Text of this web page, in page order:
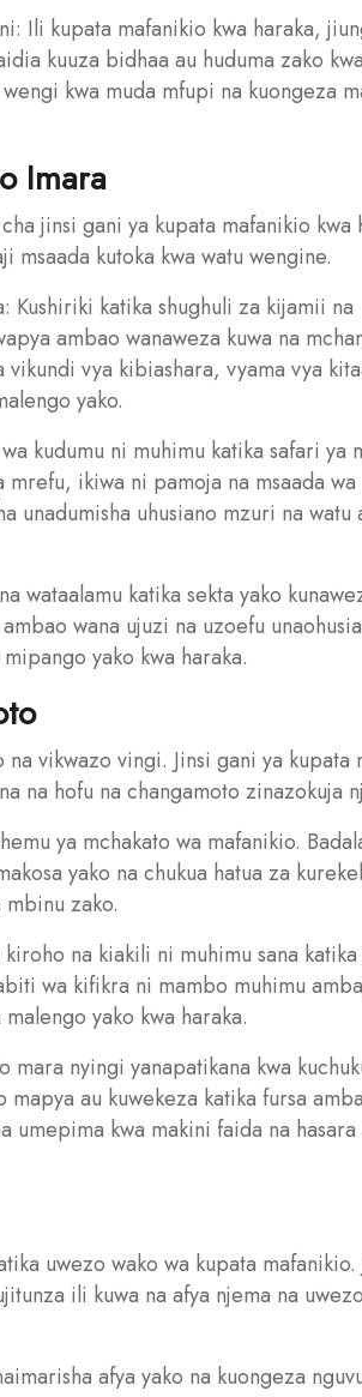
Ili kupata mafanikio kwa haraka,
kuuza bidhaa au huduma zako
kwa muda mfupi na kuongeza
Imara
jinsi gani ya kupata mafanikio kwa
kutoka kwa watu wengine.
Kushiriki katika shughuli za kijamii na
ambao wanaweza kuwa na
vya kibiashara, vyama vya
yako.
kudumu ni muhimu katika safari ya
mrefu, ikiwa ni pamoja na msaada wa
unadumisha uhusiano mzuri na watu
wataalamu katika sekta yako
wana ujuzi na uzoefu
yako kwa haraka.
vikwazo vingi. Jinsi gani ya kupata
na hofu na changamoto zinazokuja
ya mchakato wa mafanikio.
yako na chukua hatua za
zako.
na kiakili ni muhimu sana
wa kifikra ni mambo muhimu
yako kwa haraka.
nyingi yanapatikana kwa
au kuwekeza katika fursa
umepima kwa makini faida na hasara
uwezo wako wa kupata mafanikio.
ili kuwa na afya njema na
afya yako na kuongeza